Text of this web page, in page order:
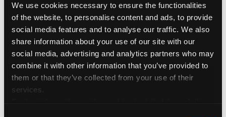
We use cookies necessary to ensure the functionalities
of the website, to personalise content and ads, to provide
social media features and to analyse our traffic. We also
share information about your use of our site with our
social media, advertising and analytics partners who may
combine it with other information that you’ve provided to
them or that they’ve collected from your use of their
services.
Cromia permette di creare sequenze artistiche senza
interruzioni, trasformando ogni pagina in un racconto
visivo più ampio. Perfetto per chi ama sperimentare e
combinare diverse tecniche.
Disponibile insei colori, ciascuno abbinato a una
copertina rigida e un elastico di chiusura, Leporello
Cromia ha unformato compatto, ideale per chi ha
bisogno di un